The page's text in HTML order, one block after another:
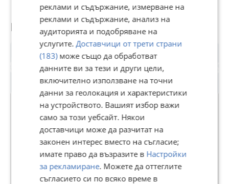
Потребител
Premium
ПромоТрейд ЕООД
В Bazar.BG от 30 януари 2014г.
Последно активен днес в 09:34 ч.
Телефон(и):0888017117
реклами и съдържание, измерване на
реклами и съдържание, анализ на
аудиторията и подобряване на
услугите.Доставчици от трети страни
(183)може също да обработват
данните ви за тези и други цели,
включително използване на точни
данни за геолокация и характеристики
на устройството. Вашият избор важи
само за този уебсайт. Някои
доставчици може да разчитат на
законен интерес вместо на съгласие;
имате право да възразите в Настройки
за рекламиране. Можете да оттеглите
съгласието си по всяко време в